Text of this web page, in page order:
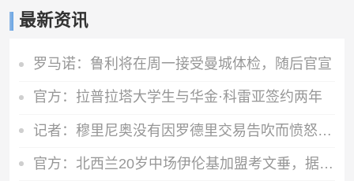
德已回到了曼联！能否重
最新资讯
罗马诺：鲁利将在周一接受曼城体检，随后官宣
官方：拉普拉塔大学生与华金·科雷亚签约两年
记者：穆里尼奥没有因罗德里交易告吹而愤怒，他完全信任现有球员
官方：北西兰20岁中场伊伦基加盟考文垂，据悉转会费3000万欧